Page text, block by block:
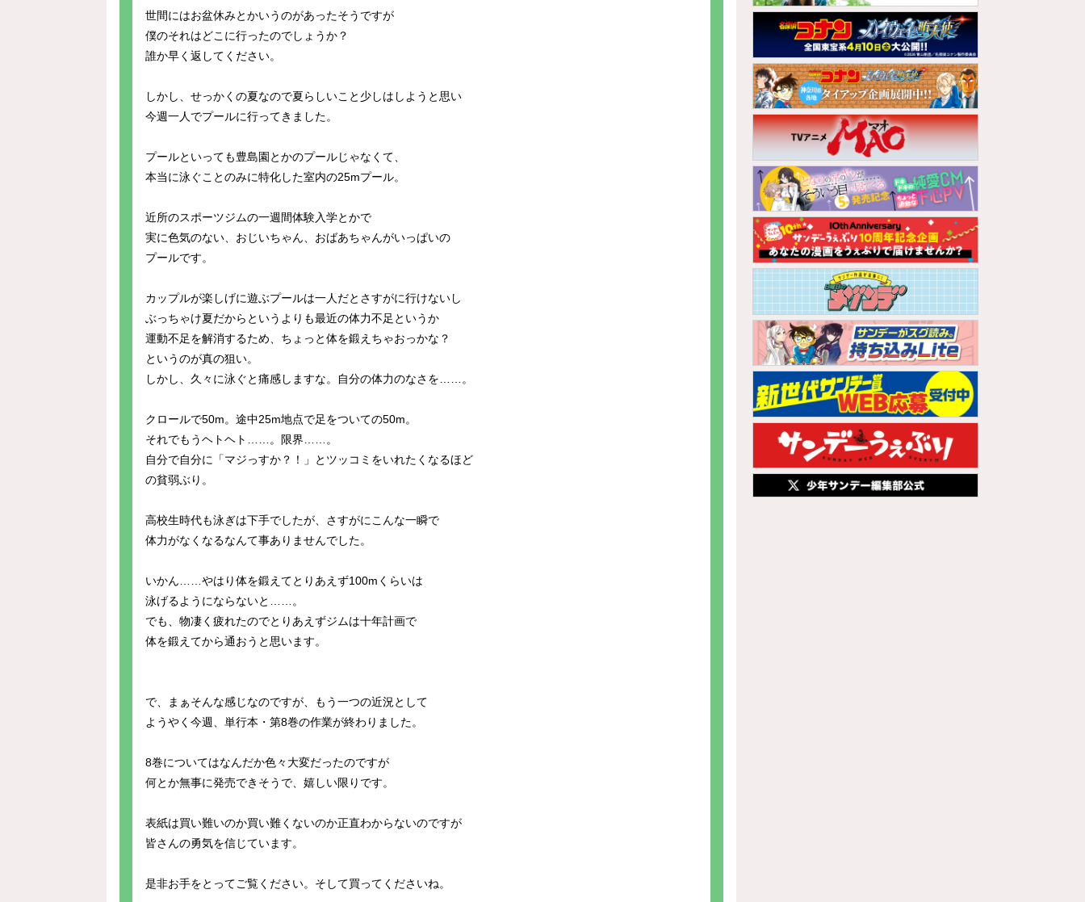
世間にはお盆休みとかいうのがあったそうですが
僕のそれはどこに行ったのでしょうか？
誰か早く返してください。
しかし、せっかくの夏なので夏らしいこと少しはしようと思い
今週一人でプールに行ってきました。
プールといっても豊島園とかのプールじゃなくて、
本当に泳ぐことのみに特化した室内の25mプール。
近所のスポーツジムの一週間体験入学とかで
実に色気のない、おじいちゃん、おばあちゃんがいっぱいの
プールです。
カップルが楽しげに遊ぶプールは一人だとさすがに行けないし
ぶっちゃけ夏だからというよりも最近の体力不足というか
運動不足を解消するため、ちょっと体を鍛えちゃおっかな？
というのが真の狙い。
しかし、久々に泳ぐと痛感しますな。自分の体力のなさを……。
クロールで50m。途中25m地点で足をついての50m。
それでもうヘトヘト……。限界……。
自分で自分に「マジっすか？！」とツッコミをいれたくなるほど
の貧弱ぶり。
高校生時代も泳ぎは下手でしたが、さすがにこんな一瞬で
体力がなくなるなんて事ありませんでした。
いかん……やはり体を鍛えてとりあえず100mくらいは
泳げるようにならないと……。
でも、物凄く疲れたのでとりあえずジムは十年計画で
体を鍛えてから通おうと思います。
で、まぁそんな感じなのですが、もう一つの近況として
ようやく今週、単行本・第8巻の作業が終わりました。
8巻についてはなんだか色々大変だったのですが
何とか無事に発売できそうで、嬉しい限りです。
表紙は買い難いのか買い難くないのか正直わからないのですが
皆さんの勇気を信じています。
是非お手をとってご覧ください。そして買ってくださいね。